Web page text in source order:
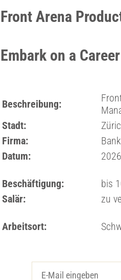
Front Arena
Embark on a
Beschreibung:
Stadt:
Firma:
Datum:
Beschäftigung:
bis
Salär:
zu
Arbeitsort: